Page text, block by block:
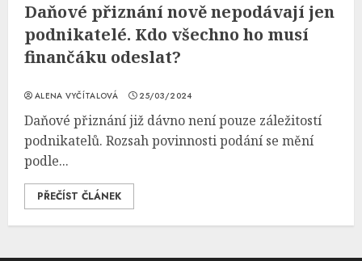
Daňové přiznání nově nepodávají jen
podnikatelé. Kdo všechno ho musí
finančáku odeslat?
ALENA VYČÍTALOVÁ 25/03/2024
Daňové přiznání již dávno není pouze záležitostí
podnikatelů. Rozsah povinnosti podání se mění
podle...
PŘEČÍST ČLÁNEK